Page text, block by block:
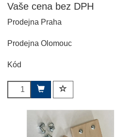
Vaše cena bez DPH
Prodejna Praha
Prodejna Olomouc
Kód